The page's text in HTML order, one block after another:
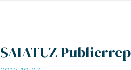
SAIATUZ